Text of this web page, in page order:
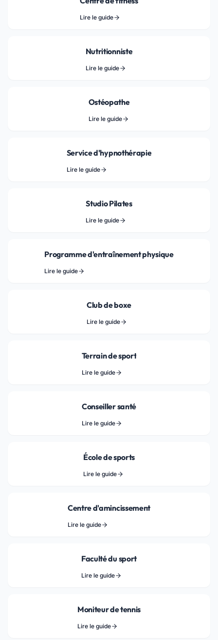
Lire le guide
Nutritionniste
Lire le guide
Ostéopathe
Lire le guide
Service d'hypnothérapie
Lire le guide
Studio Pilates
Lire le guide
Programme d'entraînement physique
Lire le guide
Club de boxe
Lire le guide
Terrain de sport
Lire le guide
Conseiller santé
Lire le guide
École de sports
Lire le guide
Centre d'amincissement
Lire le guide
Faculté du sport
Lire le guide
Moniteur de tennis
Lire le guide